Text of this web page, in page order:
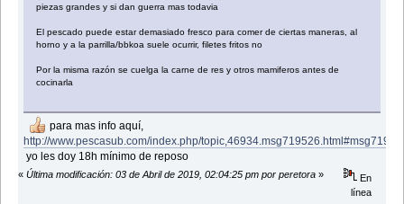
piezas grandes y si dan guerra mas todavia
El pescado puede estar demasiado fresco para comer de ciertas maneras, al
horno y a la parrilla/bbkoa suele ocurrir, filetes fritos no
Por la misma razón se cuelga la carne de res y otros mamiferos antes de
cocinarla
para mas info aquí,
http://www.pescasub.com/index.php/
yo les doy 18h mínimo de reposo
« Última modificación: 03 de Abril de 2019, 02:04:25 pm por peretora »
En
línea